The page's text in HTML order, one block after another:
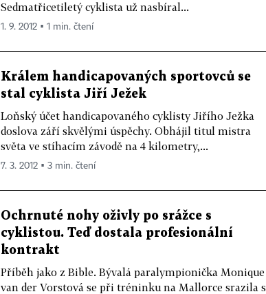
Sedmatřicetiletý cyklista už nasbíral...
1. 9. 2012 ▪ 1 min. čtení
Králem handicapovaných sportovců se
stal cyklista Jiří Ježek
Loňský účet handicapovaného cyklisty Jiřího Ježka
doslova září skvělými úspěchy. Obhájil titul mistra
světa ve stíhacím závodě na 4 kilometry,...
7. 3. 2012 ▪ 3 min. čtení
Ochrnuté nohy oživly po srážce s
cyklistou. Teď dostala profesionální
kontrakt
Příběh jako z Bible. Bývalá paralympionička Monique
van der Vorstová se při tréninku na Mallorce srazila s